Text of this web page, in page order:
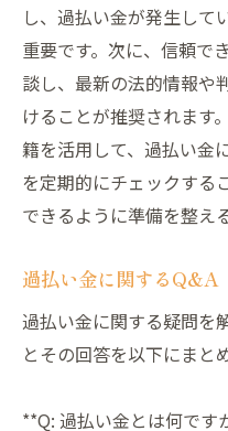
し、過払い金が発生して
重要です。次に、信頼で
談し、最新の法的情報や
けることが推奨されます
籍を活用して、過払い金
を定期的にチェックする
できるように準備を整え
過払い金に関するQ&A
過払い金に関する疑問を
とその回答を以下にまと
**Q: 過払い金とは何です